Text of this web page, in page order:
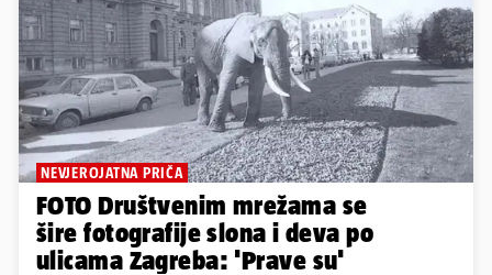
NEVJEROJATNA PRIČA
FOTO Društvenim mrežama se
šire fotografije slona i deva po
ulicama Zagreba: 'Prave su'